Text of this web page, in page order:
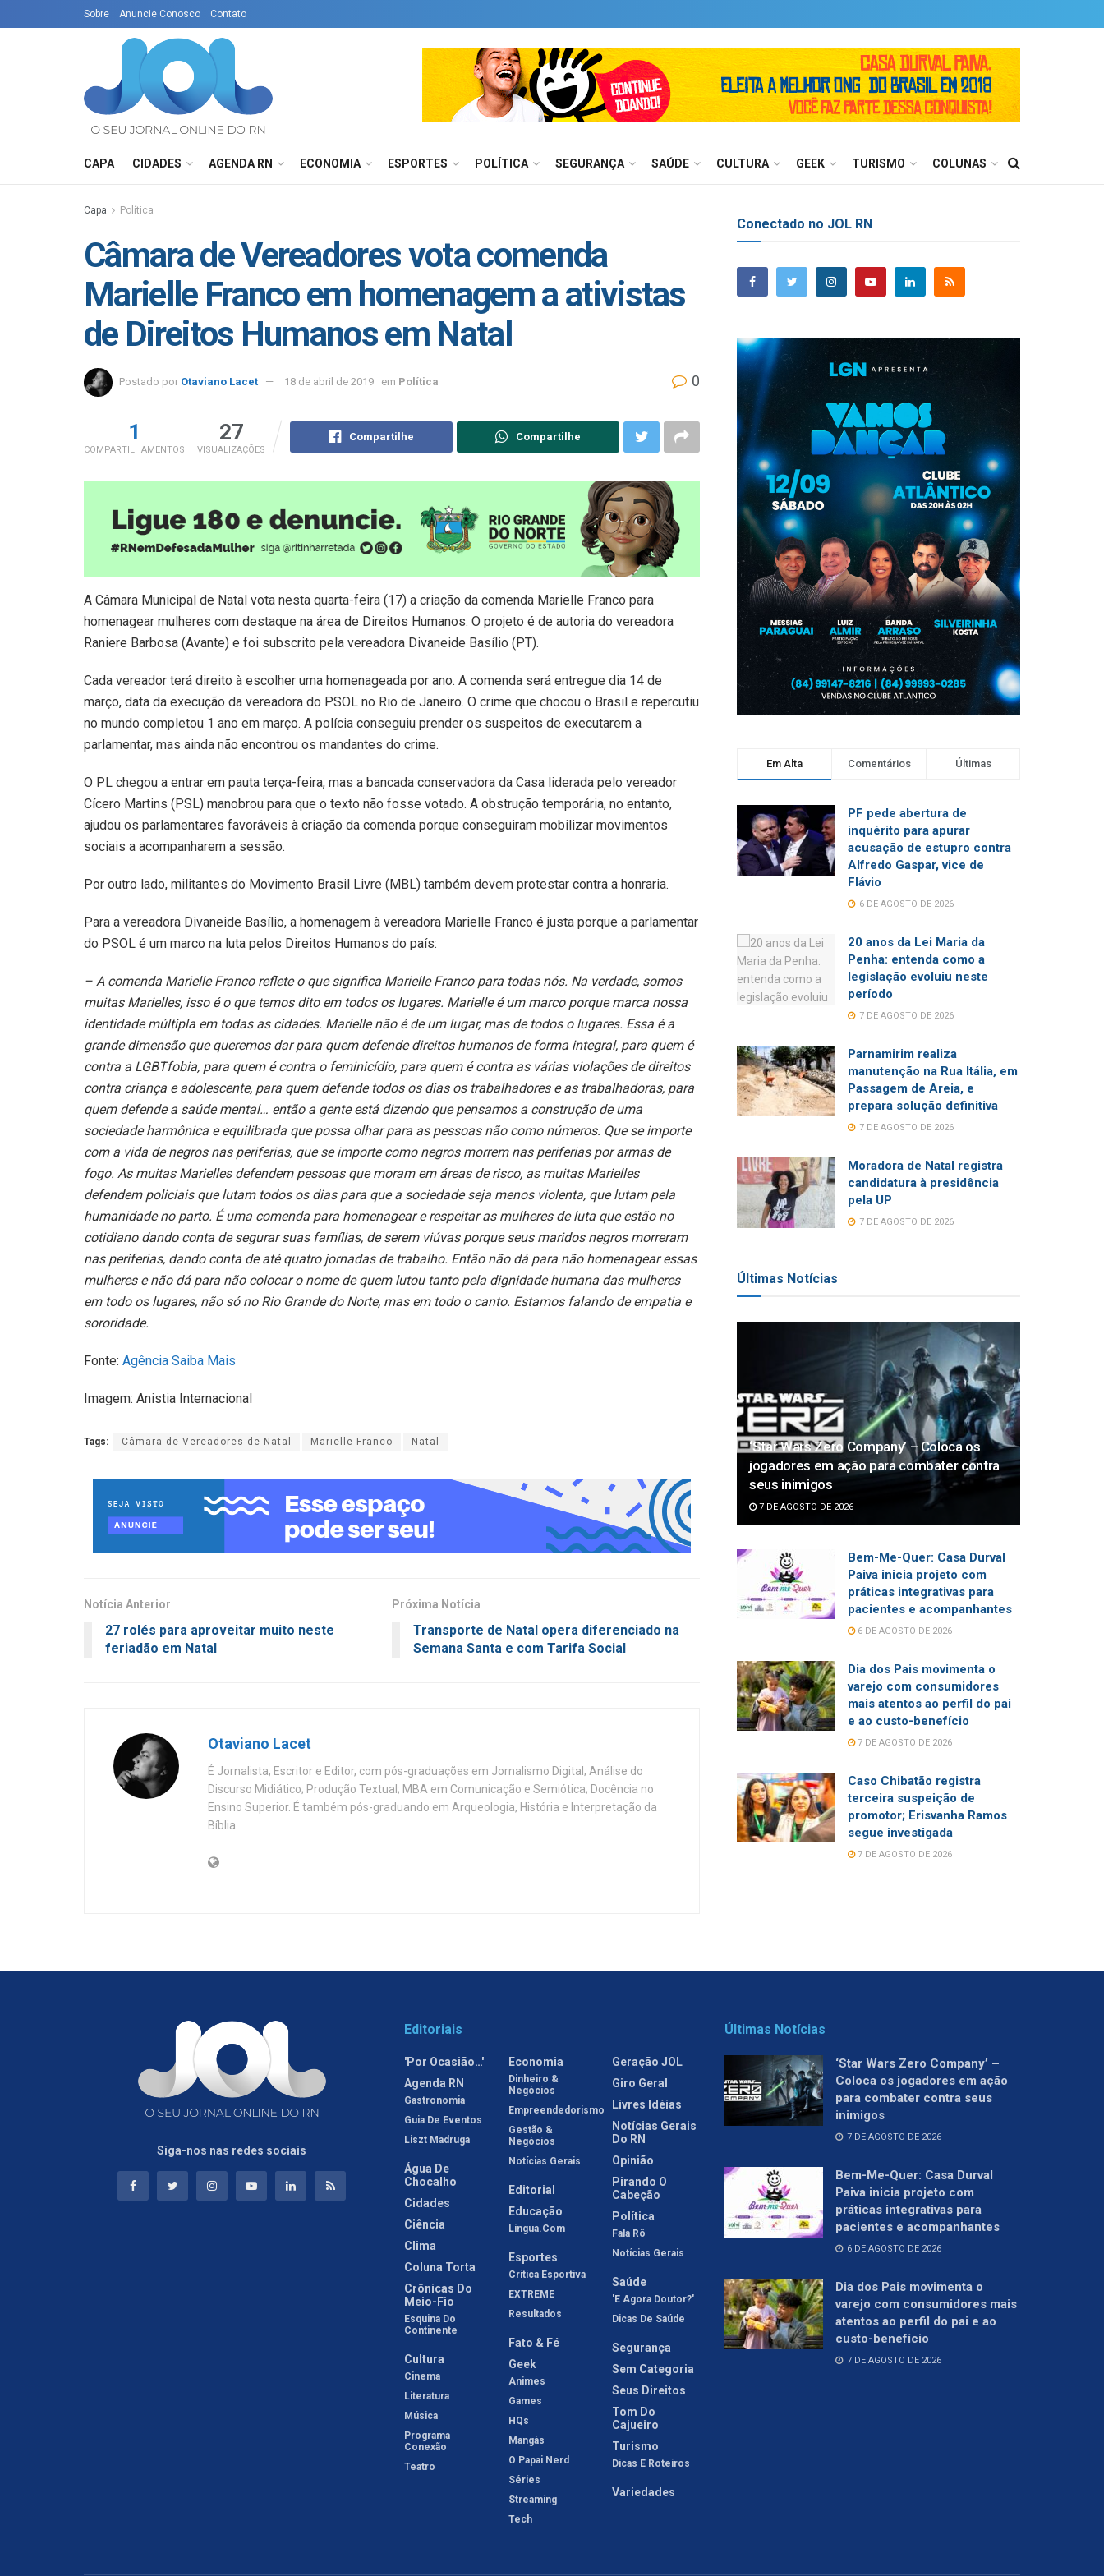
Sobre Anuncie Conosco Contato
CAPA CIDADES AGENDA RN ECONOMIA ESPORTES POLÍTICA SEGURANÇA SAÚDE CULTURA GEEK TURISMO COLUNAS
Capa Política
Câmara de Vereadores vota comenda
Marielle Franco em homenagem a ativistas
de Direitos Humanos em Natal
Postado por Otaviano Lacet 18 de abril de 2019 em Política 0
1
COMPARTILHAMENTOS
27
VISUALIZAÇÕES
Compartilhe Compartilhe
A Câmara Municipal de Natal vota nesta quarta-feira (17) a criação da comenda Marielle Franco para
homenagear mulheres com destaque na área de Direitos Humanos. O projeto é de autoria do vereadora
Raniere Barbosa (Avante) e foi subscrito pela vereadora Divaneide Basílio (PT).
Cada vereador terá direito à escolher uma homenageada por ano. A comenda será entregue dia 14 de
março, data da execução da vereadora do PSOL no Rio de Janeiro. O crime que chocou o Brasil e repercutiu
no mundo completou 1 ano em março. A polícia conseguiu prender os suspeitos de executarem a
parlamentar, mas ainda não encontrou os mandantes do crime.
O PL chegou a entrar em pauta terça-feira, mas a bancada conservadora da Casa liderada pelo vereador
Cícero Martins (PSL) manobrou para que o texto não fosse votado. A obstrução temporária, no entanto,
ajudou os parlamentares favoráveis à criação da comenda porque conseguiram mobilizar movimentos
sociais a acompanharem a sessão.
Por outro lado, militantes do Movimento Brasil Livre (MBL) também devem protestar contra a honraria.
Para a vereadora Divaneide Basílio, a homenagem à vereadora Marielle Franco é justa porque a parlamentar
do PSOL é um marco na luta pelos Direitos Humanos do país:
– A comenda Marielle Franco reflete o que significa Marielle Franco para todas nós. Na verdade, somos
muitas Marielles, isso é o que temos dito em todos os lugares. Marielle é um marco porque marca nossa
identidade múltipla em todas as cidades. Marielle não é de um lugar, mas de todos o lugares. Essa é a
grande dimensão que queremos dar para quem defende direitos humanos de forma integral, para quem é
contra a LGBTfobia, para quem é contra o feminicídio, para quem é contra as várias violações de direitos
contra criança e adolescente, para quem defende todos os dias os trabalhadores e as trabalhadoras, para
quem defende a saúde mental… então a gente está dizendo que pensamos a construção de uma
sociedade harmônica e equilibrada que possa olhar para as pessoas não como números. Que se importe
com a vida de negros nas periferias, que se importe como negros morrem nas periferias por armas de
fogo. As muitas Marielles defendem pessoas que moram em áreas de risco, as muitas Marielles
defendem policiais que lutam todos os dias para que a sociedade seja menos violenta, que lutam pela
humanidade no parto. É uma comenda para homenagear e respeitar as mulheres de luta que estão no
cotidiano dando conta de segurar suas famílias, de serem viúvas porque seus maridos negros morreram
nas periferias, dando conta de até quatro jornadas de trabalho. Então não dá para não homenagear essas
mulheres e não dá para não colocar o nome de quem lutou tanto pela dignidade humana das mulheres
em todo os lugares, não só no Rio Grande do Norte, mas em todo o canto. Estamos falando de empatia e
sororidade.
Fonte: Agência Saiba Mais
Imagem: Anistia Internacional
Tags: Câmara de Vereadores de Natal Marielle Franco Natal
Notícia Anterior
27 rolés para aproveitar muito neste
feriadão em Natal
Próxima Notícia
Transporte de Natal opera diferenciado na
Semana Santa e com Tarifa Social
Otaviano Lacet
É Jornalista, Escritor e Editor, com pós-graduações em Jornalismo Digital; Análise do
Discurso Midiático; Produção Textual; MBA em Comunicação e Semiótica; Docência no
Ensino Superior. É também pós-graduando em Arqueologia, História e Interpretação da
Bíblia.
Conectado no JOL RN
Em Alta Comentários Últimas
PF pede abertura de
inquérito para apurar
acusação de estupro contra
Alfredo Gaspar, vice de
Flávio
6 DE AGOSTO DE 2026
20 anos da Lei Maria da
Penha: entenda como a
legislação evoluiu neste
período
7 DE AGOSTO DE 2026
Parnamirim realiza
manutenção na Rua Itália, em
Passagem de Areia, e
prepara solução definitiva
7 DE AGOSTO DE 2026
Moradora de Natal registra
candidatura à presidência
pela UP
7 DE AGOSTO DE 2026
Últimas Notícias
‘Star Wars Zero Company’ – Coloca os
jogadores em ação para combater contra
seus inimigos
7 DE AGOSTO DE 2026
Bem-Me-Quer: Casa Durval
Paiva inicia projeto com
práticas integrativas para
pacientes e acompanhantes
6 DE AGOSTO DE 2026
Dia dos Pais movimenta o
varejo com consumidores
mais atentos ao perfil do pai
e ao custo-benefício
7 DE AGOSTO DE 2026
Caso Chibatão registra
terceira suspeição de
promotor; Erisvanha Ramos
segue investigada
7 DE AGOSTO DE 2026
Siga-nos nas redes sociais
Editoriais
'Por Ocasião…'
Agenda RN
Gastronomia
Guia De Eventos
Liszt Madruga
Água De
Chocalho
Cidades
Ciência
Clima
Coluna Torta
Crônicas Do
Meio-Fio
Esquina Do
Continente
Cultura
Cinema
Literatura
Música
Programa
Conexão
Teatro
Economia
Dinheiro &
Negócios
Empreendedorismo
Gestão &
Negócios
Notícias Gerais
Editorial
Educação
Língua.com
Esportes
Crítica Esportiva
EXTREME
Resultados
Fato & Fé
Geek
Animes
Games
HQs
Mangás
O Papai Nerd
Séries
Streaming
Tech
Geração JOL
Giro Geral
Livres Idéias
Notícias Gerais
Do RN
Opinião
Pirando O
Cabeção
Política
Fala Rô
Notícias Gerais
Saúde
'E Agora Doutor?'
Dicas De Saúde
Segurança
Sem Categoria
Seus Direitos
Tom Do
Cajueiro
Turismo
Dicas E Roteiros
Variedades
Últimas Notícias
‘Star Wars Zero Company’ –
Coloca os jogadores em ação
para combater contra seus
inimigos
7 DE AGOSTO DE 2026
Bem-Me-Quer: Casa Durval
Paiva inicia projeto com
práticas integrativas para
pacientes e acompanhantes
6 DE AGOSTO DE 2026
Dia dos Pais movimenta o
varejo com consumidores mais
atentos ao perfil do pai e ao
custo-benefício
7 DE AGOSTO DE 2026